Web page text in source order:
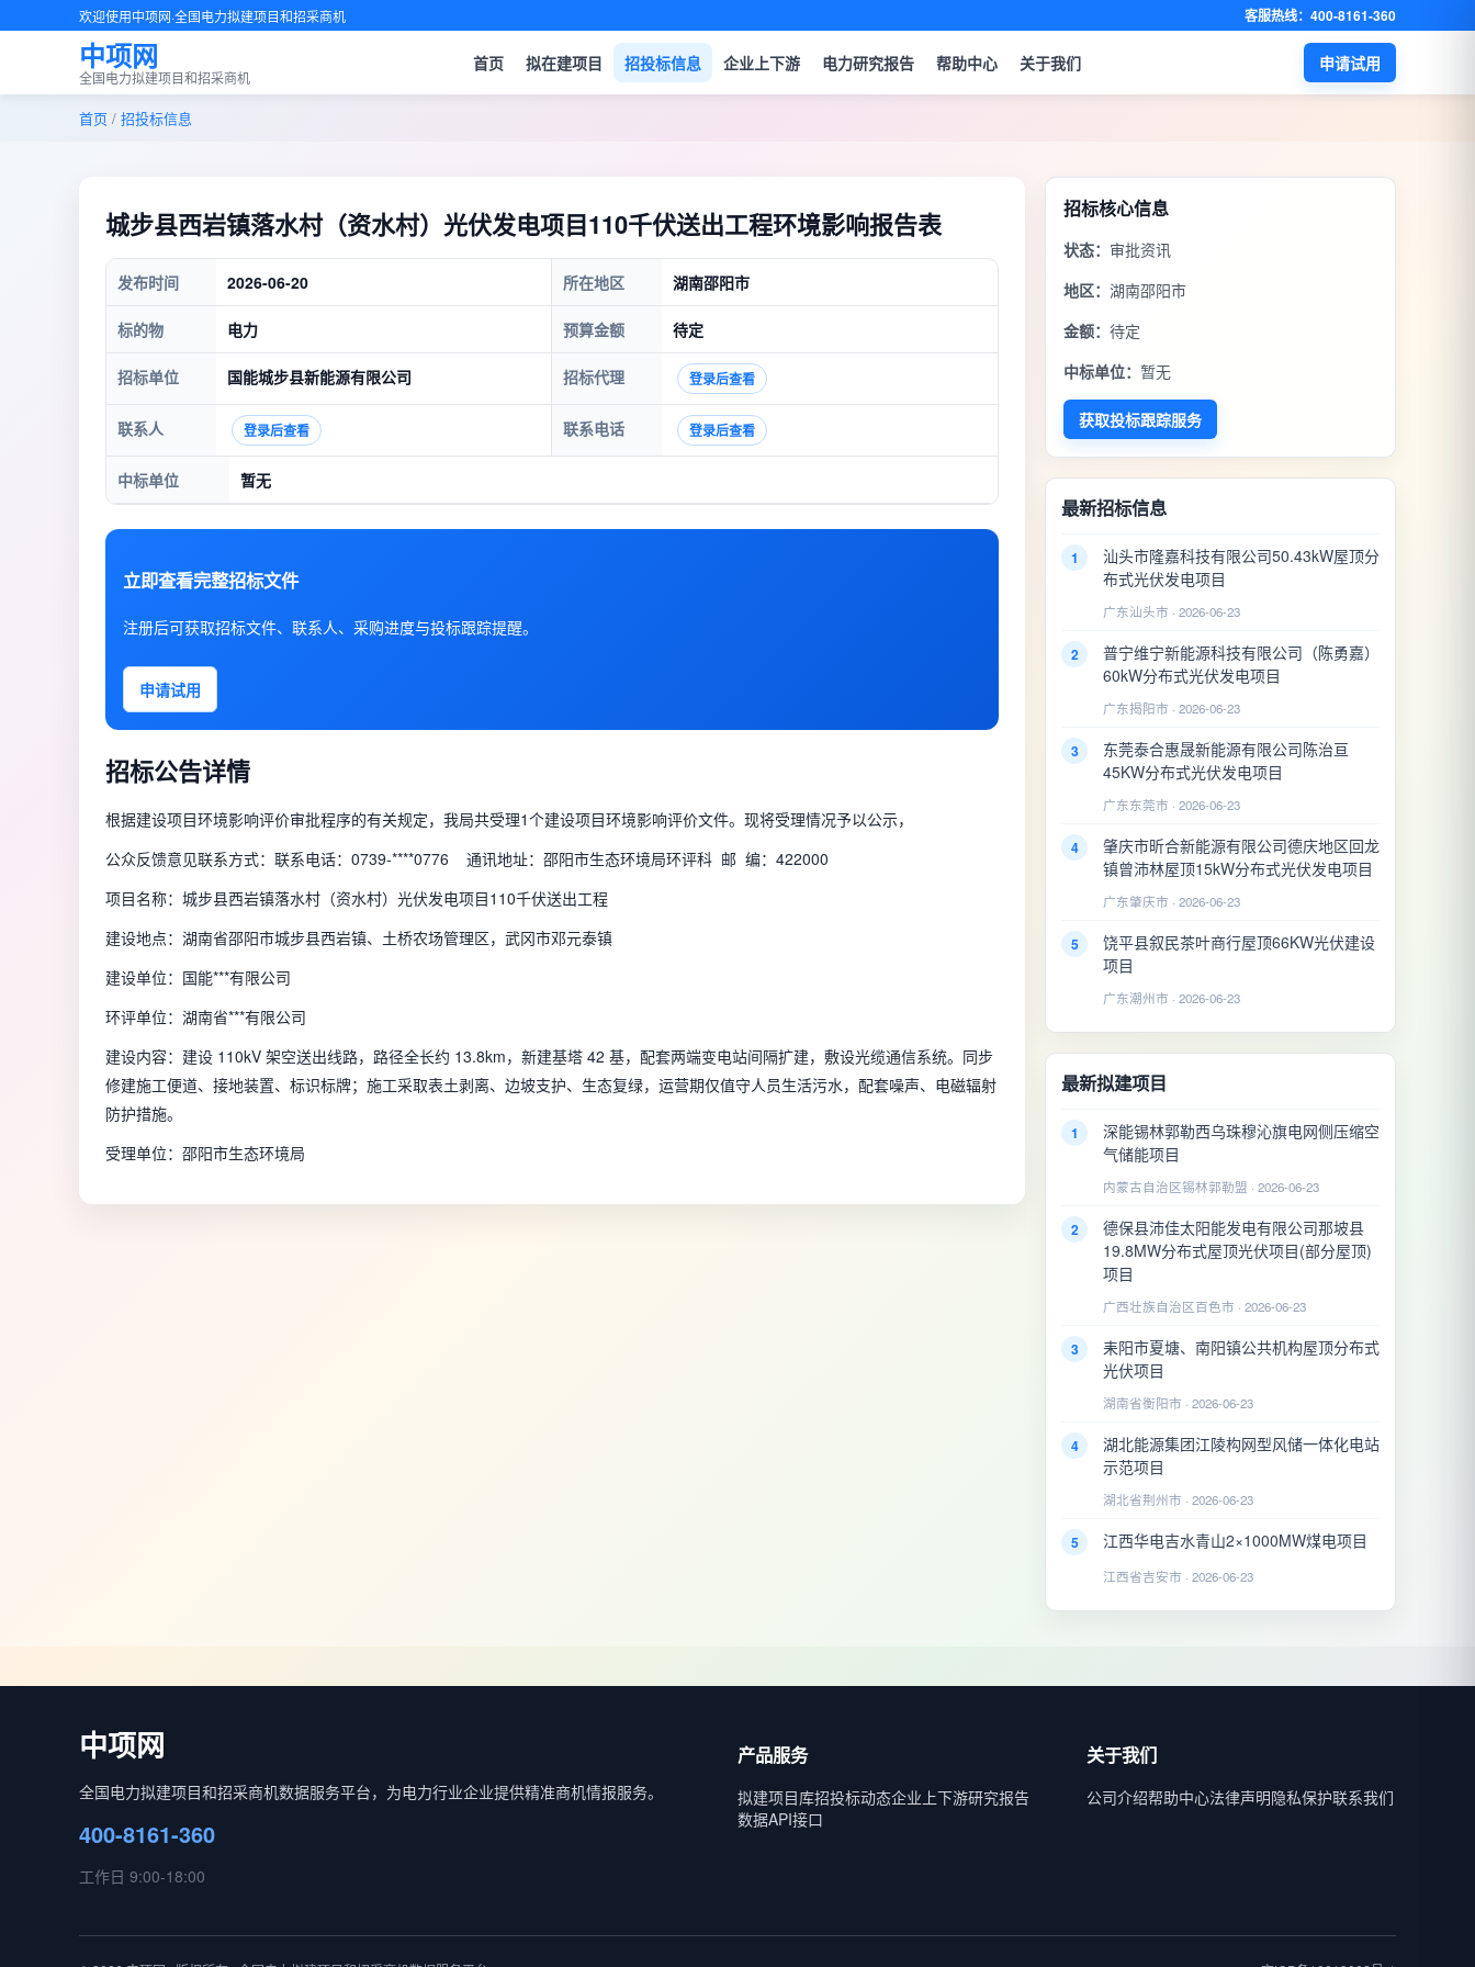
欢迎使用中项网·全国电力拟建项目和招采商机 客服热线：400-8161-360
中项网
全国电力拟建项目和招采商机
首页 拟在建项目 招投标信息 企业上下游 电力研究报告 帮助中心 关于我们 申请试用
首页 / 招投标信息
城步县西岩镇落水村（资水村）光伏发电项目110千伏送出工程环境影响报告表
发布时间 2026-06-20 所在地区 湖南邵阳市
标的物 电力 预算金额 待定
招标单位 国能城步县新能源有限公司 招标代理 登录后查看
联系人 登录后查看 联系电话 登录后查看
中标单位 暂无
立即查看完整招标文件
注册后可获取招标文件、联系人、采购进度与投标跟踪提醒。
申请试用
招标公告详情
根据建设项目环境影响评价审批程序的有关规定，我局共受理1个建设项目环境影响评价文件。现将受理情况予以公示，
公众反馈意见联系方式：联系电话：0739-****0776 通讯地址：邵阳市生态环境局环评科 邮 编：422000
项目名称：城步县西岩镇落水村（资水村）光伏发电项目110千伏送出工程
建设地点：湖南省邵阳市城步县西岩镇、土桥农场管理区，武冈市邓元泰镇
建设单位：国能***有限公司
环评单位：湖南省***有限公司
建设内容：建设 110kV 架空送出线路，路径全长约 13.8km，新建基塔 42 基，配套两端变电站间隔扩建，敷设光缆通信系统。同步
修建施工便道、接地装置、标识标牌；施工采取表土剥离、边坡支护、生态复绿，运营期仅值守人员生活污水，配套噪声、电磁辐射
防护措施。
受理单位：邵阳市生态环境局
招标核心信息
状态： 审批资讯
地区： 湖南邵阳市
金额： 待定
中标单位： 暂无
获取投标跟踪服务
最新招标信息
1
汕头市隆嘉科技有限公司50.43kW屋顶分
布式光伏发电项目
广东汕头市 · 2026-06-23
2
普宁维宁新能源科技有限公司（陈勇嘉）
60kW分布式光伏发电项目
广东揭阳市 · 2026-06-23
3
东莞泰合惠晟新能源有限公司陈治亘
45KW分布式光伏发电项目
广东东莞市 · 2026-06-23
4
肇庆市昕合新能源有限公司德庆地区回龙
镇曾沛林屋顶15kW分布式光伏发电项目
广东肇庆市 · 2026-06-23
5
饶平县叙民茶叶商行屋顶66KW光伏建设
项目
广东潮州市 · 2026-06-23
最新拟建项目
1
深能锡林郭勒西乌珠穆沁旗电网侧压缩空
气储能项目
内蒙古自治区锡林郭勒盟 · 2026-06-23
2
德保县沛佳太阳能发电有限公司那坡县
19.8MW分布式屋顶光伏项目(部分屋顶)
项目
广西壮族自治区百色市 · 2026-06-23
3
耒阳市夏塘、南阳镇公共机构屋顶分布式
光伏项目
湖南省衡阳市 · 2026-06-23
4
湖北能源集团江陵构网型风储一体化电站
示范项目
湖北省荆州市 · 2026-06-23
5 江西华电吉水青山2×1000MW煤电项目
江西省吉安市 · 2026-06-23
中项网
全国电力拟建项目和招采商机数据服务平台，为电力行业企业提供精准商机情报服务。
400-8161-360
工作日 9:00-18:00
产品服务
拟建项目库招投标动态企业上下游研究报告
数据API接口
关于我们
公司介绍帮助中心法律声明隐私保护联系我们